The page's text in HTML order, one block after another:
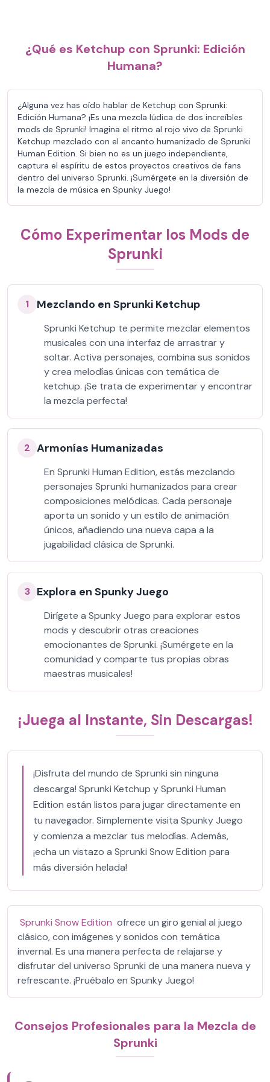
¿Qué es Ketchup con Sprunki: Edición
Humana?
¿Alguna vez has oído hablar de Ketchup con Sprunki:
Edición Humana? ¡Es una mezcla lúdica de dos increíbles
mods de Sprunki! Imagina el ritmo al rojo vivo de Sprunki
Ketchup mezclado con el encanto humanizado de Sprunki
Human Edition. Si bien no es un juego independiente,
captura el espíritu de estos proyectos creativos de fans
dentro del universo Sprunki. ¡Sumérgete en la diversión de
la mezcla de música en Spunky Juego!
Cómo Experimentar los Mods de
Sprunki
1 Mezclando en Sprunki Ketchup
Sprunki Ketchup te permite mezclar elementos
musicales con una interfaz de arrastrar y
soltar. Activa personajes, combina sus sonidos
y crea melodías únicas con temática de
ketchup. ¡Se trata de experimentar y encontrar
la mezcla perfecta!
2 Armonías Humanizadas
En Sprunki Human Edition, estás mezclando
personajes Sprunki humanizados para crear
composiciones melódicas. Cada personaje
aporta un sonido y un estilo de animación
únicos, añadiendo una nueva capa a la
jugabilidad clásica de Sprunki.
3 Explora en Spunky Juego
Dirígete a Spunky Juego para explorar estos
mods y descubrir otras creaciones
emocionantes de Sprunki. ¡Sumérgete en la
comunidad y comparte tus propias obras
maestras musicales!
¡Juega al Instante, Sin Descargas!
¡Disfruta del mundo de Sprunki sin ninguna
descarga! Sprunki Ketchup y Sprunki Human
Edition están listos para jugar directamente en
tu navegador. Simplemente visita Spunky Juego
y comienza a mezclar tus melodías. Además,
¡echa un vistazo a Sprunki Snow Edition para
más diversión helada!
Sprunki Snow Edition ofrece un giro genial al juego
clásico, con imágenes y sonidos con temática
invernal. Es una manera perfecta de relajarse y
disfrutar del universo Sprunki de una manera nueva y
refrescante. ¡Pruébalo en Spunky Juego!
Consejos Profesionales para la Mezcla de
Sprunki